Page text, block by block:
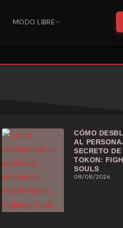
MODO LIBRE
CÓMO
AL
SECRETO
TOKON:
SOULS
08/08/2026